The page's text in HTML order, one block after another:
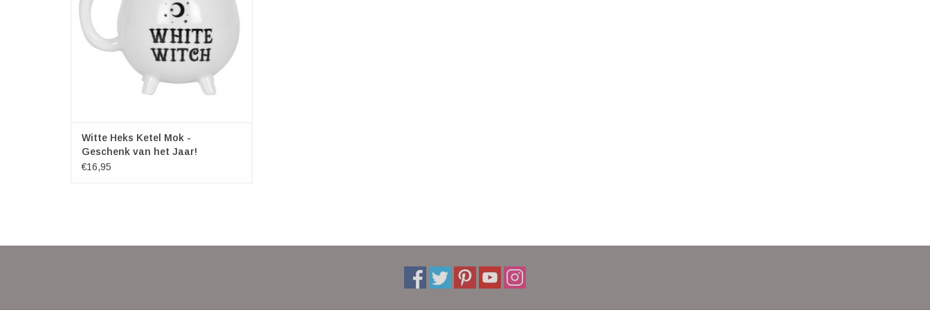
kartonnen doos. Dit product is exclusief bij
Something Different en maakt d
TOEVOEGEN AAN WINKELWAGEN
Witte Heks Ketel Mok -
Geschenk van het Jaar!
€16,95